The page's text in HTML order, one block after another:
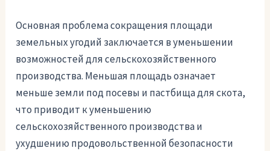
Основная проблема сокращения площади
земельных угодий заключается в уменьшении
возможностей для сельскохозяйственного
производства. Меньшая площадь означает
меньше земли под посевы и пастбища для скота,
что приводит к уменьшению
сельскохозяйственного производства и
ухудшению продовольственной безопасности